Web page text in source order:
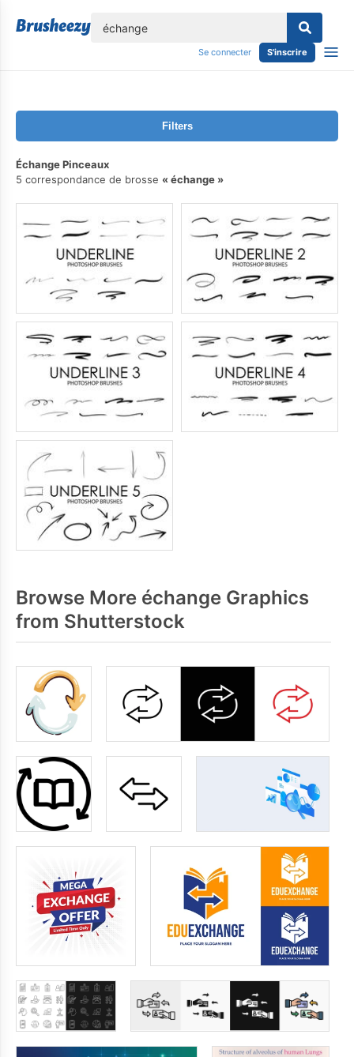
Se connecter S'inscrire
Filters
Échange Pinceaux
5 correspondance de brosse
échange
Browse More échange Graphics
from Shutterstock